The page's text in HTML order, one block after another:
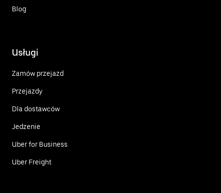
Blog
Usługi
Zamów przejazd
Przejazdy
Dla dostawców
Jedzenie
Uber for Business
Uber Freight